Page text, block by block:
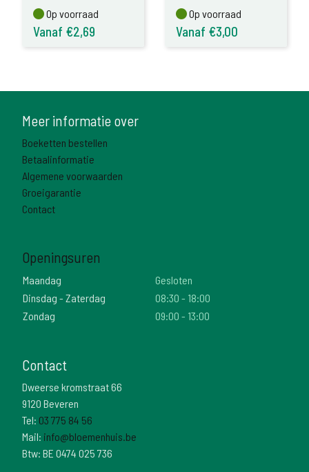
Op voorraad
Op voorraad
Vanaf €2,69
Op voorraad
Op voorraad
Vanaf €3,00
Meer informatie over
Boeketten bestellen
Betaalinformatie
Algemene voorwaarden
Groeigarantie
Contact
Openingsuren
Maandag
Gesloten
Dinsdag - Zaterdag
08:30 - 18:00
Zondag
09:00 - 13:00
Contact
Dweerse kromstraat 66
9120 Beveren
Tel: 03 775 84 56
Mail: info@bloemenhuis.be
Btw: BE 0474 025 736